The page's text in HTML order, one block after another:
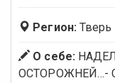
Регион: Тверь
О себе:
ОСТОРОЖНЕЙ…-